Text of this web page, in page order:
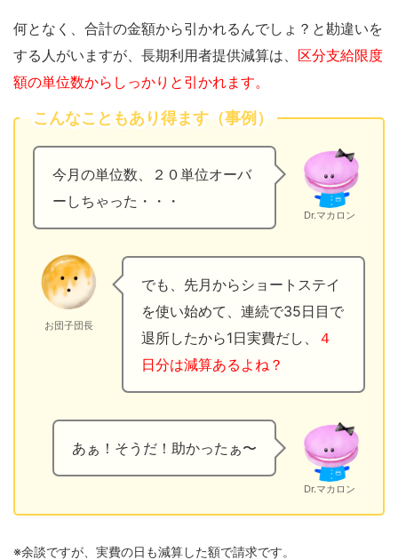
何となく、合計の金額から引かれるんでしょ？と勘違いを
する人がいますが、長期利用者提供減算は、 区分支給限度
額の単位数からしっかりと引かれます。
こんなこともあり得ます（事例）
今月の単位数、２０単位オーバ
ーしちゃった・・・
Dr.マカロン
お団子団長
でも、先月からショートステイ
を使い始めて、連続で35日目で
退所したから1日実費だし、
４
日分は減算あるよね？
あぁ！そうだ！助かったぁ〜
Dr.マカロン
※余談ですが、実費の日も減算した額で請求です。